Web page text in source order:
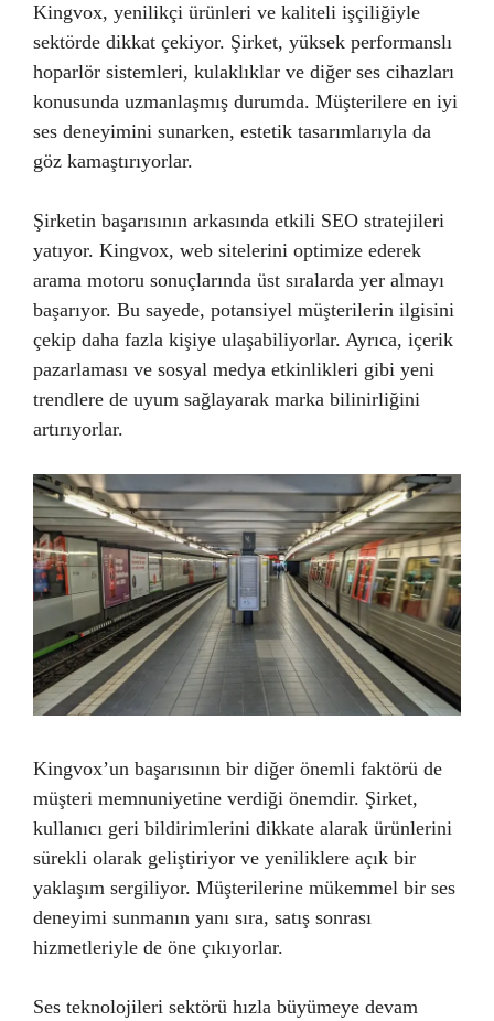
Kingvox, yenilikçi ürünleri ve kaliteli işçiliğiyle
sektörde dikkat çekiyor. Şirket, yüksek performanslı
hoparlör sistemleri, kulaklıklar ve diğer ses cihazları
konusunda uzmanlaşmış durumda. Müşterilere en iyi
ses deneyimini sunarken, estetik tasarımlarıyla da
göz kamaştırıyorlar.
Şirketin başarısının arkasında etkili SEO stratejileri
yatıyor. Kingvox, web sitelerini optimize ederek
arama motoru sonuçlarında üst sıralarda yer almayı
başarıyor. Bu sayede, potansiyel müşterilerin ilgisini
çekip daha fazla kişiye ulaşabiliyorlar. Ayrıca, içerik
pazarlaması ve sosyal medya etkinlikleri gibi yeni
trendlere de uyum sağlayarak marka bilinirliğini
artırıyorlar.
Kingvox’un başarısının bir diğer önemli faktörü de
müşteri memnuniyetine verdiği önemdir. Şirket,
kullanıcı geri bildirimlerini dikkate alarak ürünlerini
sürekli olarak geliştiriyor ve yeniliklere açık bir
yaklaşım sergiliyor. Müşterilerine mükemmel bir ses
deneyimi sunmanın yanı sıra, satış sonrası
hizmetleriyle de öne çıkıyorlar.
Ses teknolojileri sektörü hızla büyümeye devam